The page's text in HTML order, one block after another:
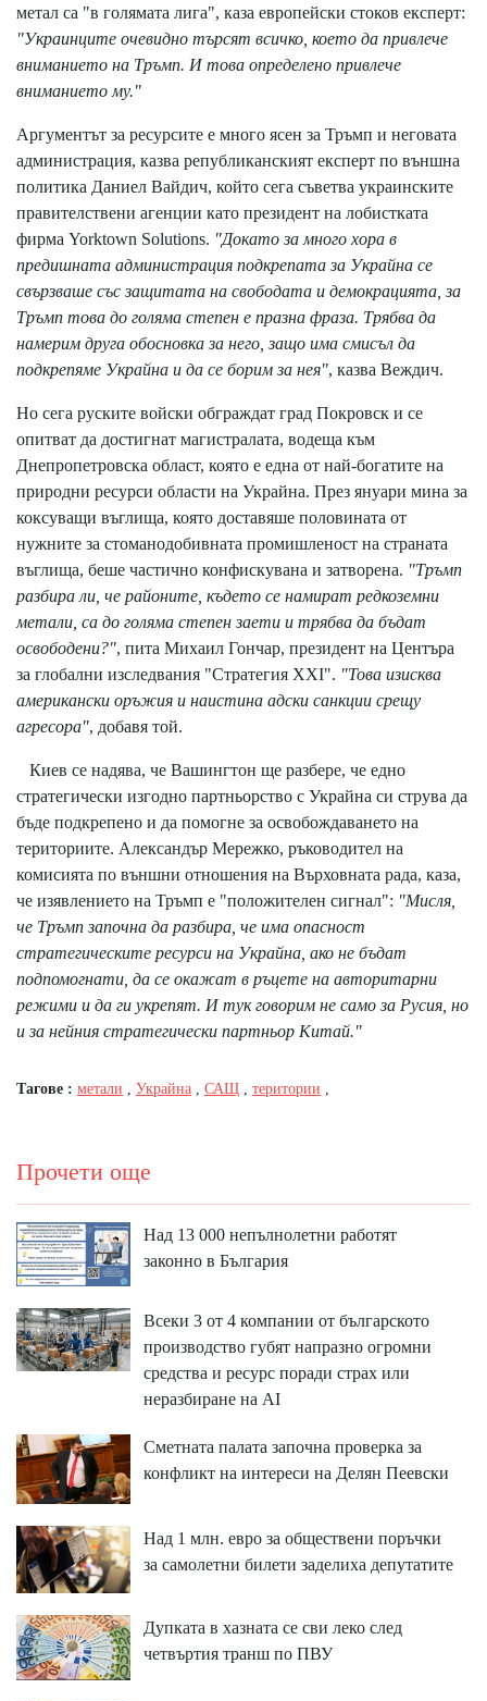
метал са "в голямата лига", каза европейски стоков експерт:
"Украинците очевидно търсят всичко, което да привлече
вниманието на Тръмп. И това определено привлече
вниманието му."
Аргументът за ресурсите е много ясен за Тръмп и неговата
администрация, казва републиканският експерт по външна
политика Даниел Вайдич, който сега съветва украинските
правителствени агенции като президент на лобистката
фирма Yorktown Solutions. "Докато за много хора в
предишната администрация подкрепата за Украйна се
свързваше със защитата на свободата и демокрацията, за
Тръмп това до голяма степен е празна фраза. Трябва да
намерим друга обосновка за него, защо има смисъл да
подкрепяме Украйна и да се борим за нея", казва Веждич.
Но сега руските войски обграждат град Покровск и се
опитват да достигнат магистралата, водеща към
Днепропетровска област, която е една от най-богатите на
природни ресурси области на Украйна. През януари мина за
коксуващи въглища, която доставяше половината от
нужните за стоманодобивната промишленост на страната
въглища, беше частично конфискувана и затворена. "Тръмп
разбира ли, че районите, където се намират редкоземни
метали, са до голяма степен заети и трябва да бъдат
освободени?", пита Михаил Гончар, президент на Центъра
за глобални изследвания "Стратегия XXI". "Това изисква
американски оръжия и наистина адски санкции срещу
агресора", добавя той.
Киев се надява, че Вашингтон ще разбере, че едно
стратегически изгодно партньорство с Украйна си струва да
бъде подкрепено и да помогне за освобождаването на
териториите. Александър Мережко, ръководител на
комисията по външни отношения на Върховната рада, каза,
че изявлението на Тръмп е "положителен сигнал": "Мисля,
че Тръмп започна да разбира, че има опасност
стратегическите ресурси на Украйна, ако не бъдат
подпомогнати, да се окажат в ръцете на авторитарни
режими и да ги укрепят. И тук говорим не само за Русия, но
и за нейния стратегически партньор Китай."
Тагове : метали Украйна САЩ територии
Прочети още
Над 13 000 непълнолетни работят
законно в България
Всеки 3 от 4 компании от българското
производство губят напразно огромни
средства и ресурс поради страх или
неразбиране на AI
Сметната палата започна проверка за
конфликт на интереси на Делян Пеевски
Над 1 млн. евро за обществени поръчки
за самолетни билети заделиха депутатите
Дупката в хазната се сви леко след
четвъртия транш по ПВУ